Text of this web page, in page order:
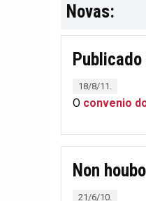
Novas:
18/8/11.
O convenio
Non
21/6/10.